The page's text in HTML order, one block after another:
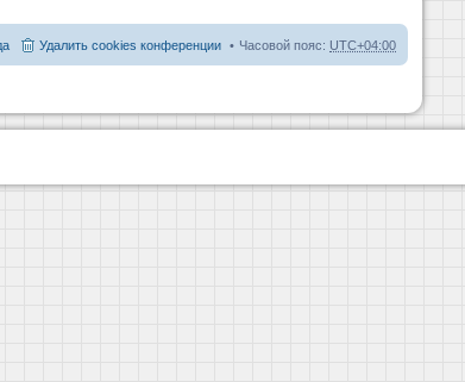
Часовой пояс: UTC+04:00
Удалить cookies конференции